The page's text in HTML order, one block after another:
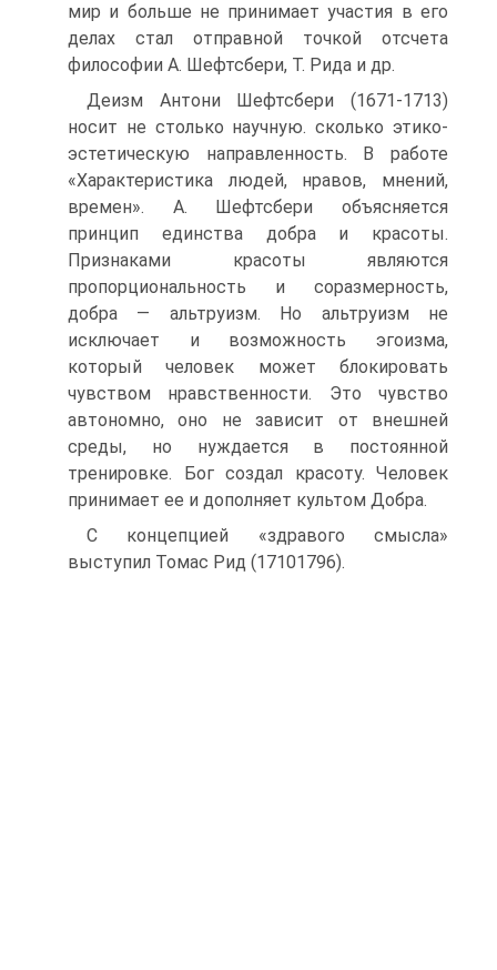
мир и больше не принимает участия в его
делах стал отправной точкой отсчета
философии А. Шефтсбери, Т. Рида и др.
Деизм Антони Шефтсбери (1671-1713)
носит не столько научную. сколько этико-
эстетическую направленность. В работе
«Характеристика людей, нравов, мнений,
времен». А. Шефтсбери объясняется
принцип единства добра и красоты.
Признаками красоты являются
пропорциональность и соразмерность,
добра — альтруизм. Но альтруизм не
исключает и возможность эгоизма,
который человек может блокировать
чувством нравственности. Это чувство
автономно, оно не зависит от внешней
среды, но нуждается в постоянной
тренировке. Бог создал красоту. Человек
принимает ее и дополняет культом Добра.
С концепцией «здравого смысла»
выступил Томас Рид (17101796).